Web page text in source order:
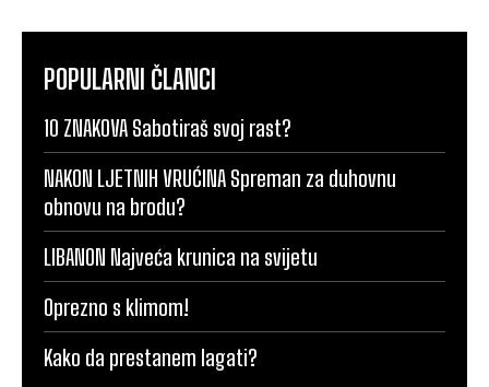
POPULARNI ČLANCI
10 ZNAKOVA Sabotiraš svoj rast?
NAKON LJETNIH VRUĆINA Spreman za duhovnu
obnovu na brodu?
LIBANON Najveća krunica na svijetu
Oprezno s klimom!
Kako da prestanem lagati?